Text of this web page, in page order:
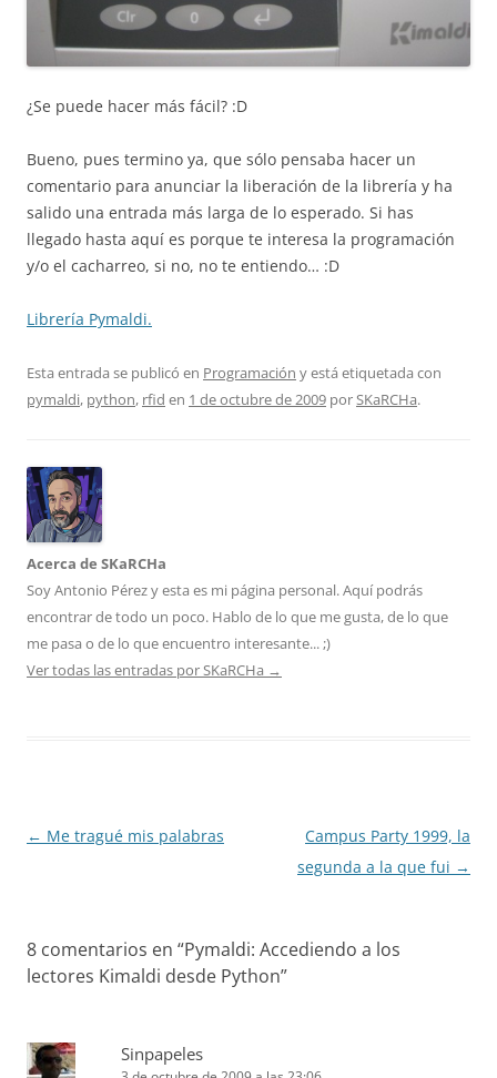
¿Se puede hacer más fácil? :D
Bueno, pues termino ya, que sólo pensaba hacer un
comentario para anunciar la liberación de la librería y ha
salido una entrada más larga de lo esperado. Si has
llegado hasta aquí es porque te interesa la programación
y/o el cacharreo, si no, no te entiendo… :D
Librería Pymaldi.
Esta entrada se publicó en Programación y está etiquetada con
pymaldi, python, rfid en 1 de octubre de 2009 porSKaRCHa.
Acerca de SKaRCHa
Soy Antonio Pérez y esta es mi página personal. Aquí podrás
encontrar de todo un poco. Hablo de lo que me gusta, de lo que
me pasa o de lo que encuentro interesante... ;)
Ver todas las entradas por SKaRCHa →
Navegación
← Me tragué mis palabras
Campus Party 1999, la
segunda a la que fui →
8 comentarios en “Pymaldi: Accediendo a los
lectores Kimaldi desde Python”
Sinpapeles